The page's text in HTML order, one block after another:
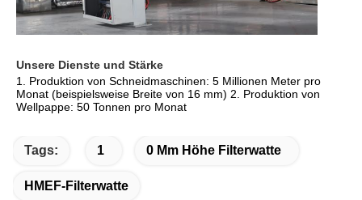
Unsere Dienste und Stärke
1. Produktion von Schneidmaschinen: 5 Millionen Meter pro
Monat (beispielsweise Breite von 16 mm) 2. Produktion von
Wellpappe: 50 Tonnen pro Monat
Tags: 1 0 Mm Höhe Filterwatte
HMEF-Filterwatte